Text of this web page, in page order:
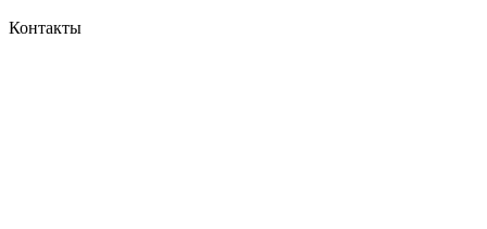
Контакты